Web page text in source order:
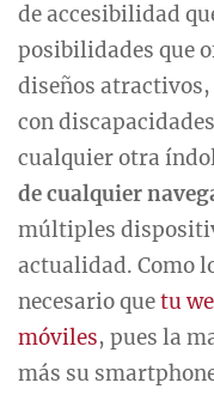
de accesibilidad
posibilidades que
diseños atractivos,
con
cualquier otra
de cualquier
múltiples
actualidad. Como
necesario quetu
móviles, pues la
más su